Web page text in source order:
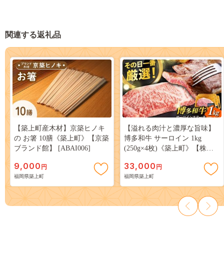
関連する返礼品
【築上町産木材】京築ヒノキ
の お箸 10膳《築上町》【京築
ブランド館】 [ABAI006]
9,000 円
福岡県築上町
【溢れる肉汁と濃厚な旨味】
博多和牛 サーロイン 1kg
(250g×4枚)《築上町》【株式
33,000 円
福岡県築上町